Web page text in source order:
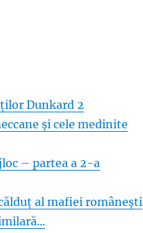
Dunkard 2
și cele medinite
– partea a 2-a
al mafiei românești